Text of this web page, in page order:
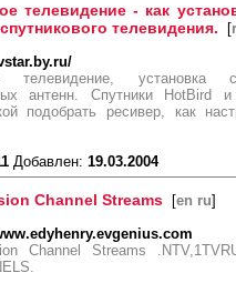
телевидение - как
телевидения. [
телевидение, установка
антенн. Спутники HotBird
подобрать ресивер, как
Добавлен: 19.03.2004
Channel Streams [en ru]
Channel Streams